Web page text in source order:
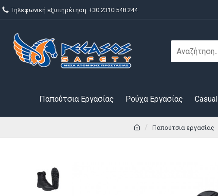
Τηλεφωνική εξυπηρέτηση: +30 2310 548.244
Παπούτσια Εργασίας Ρούχα Εργασίας Casual
Παπούτσια εργασίας